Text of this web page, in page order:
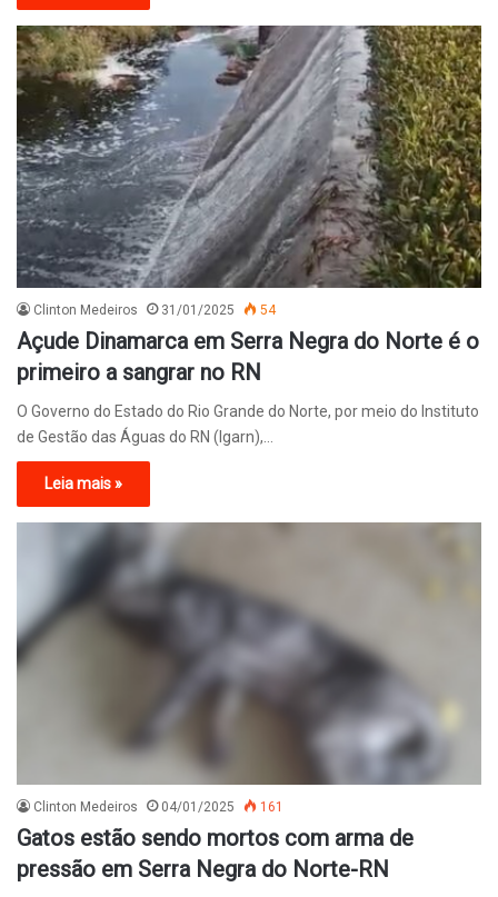
Clinton Medeiros 31/01/2025 54
Açude Dinamarca em Serra Negra do Norte é o
primeiro a sangrar no RN
O Governo do Estado do Rio Grande do Norte, por meio do Instituto
de Gestão das Águas do RN (Igarn),…
Leia mais »
Clinton Medeiros 04/01/2025 161
Gatos estão sendo mortos com arma de
pressão em Serra Negra do Norte-RN